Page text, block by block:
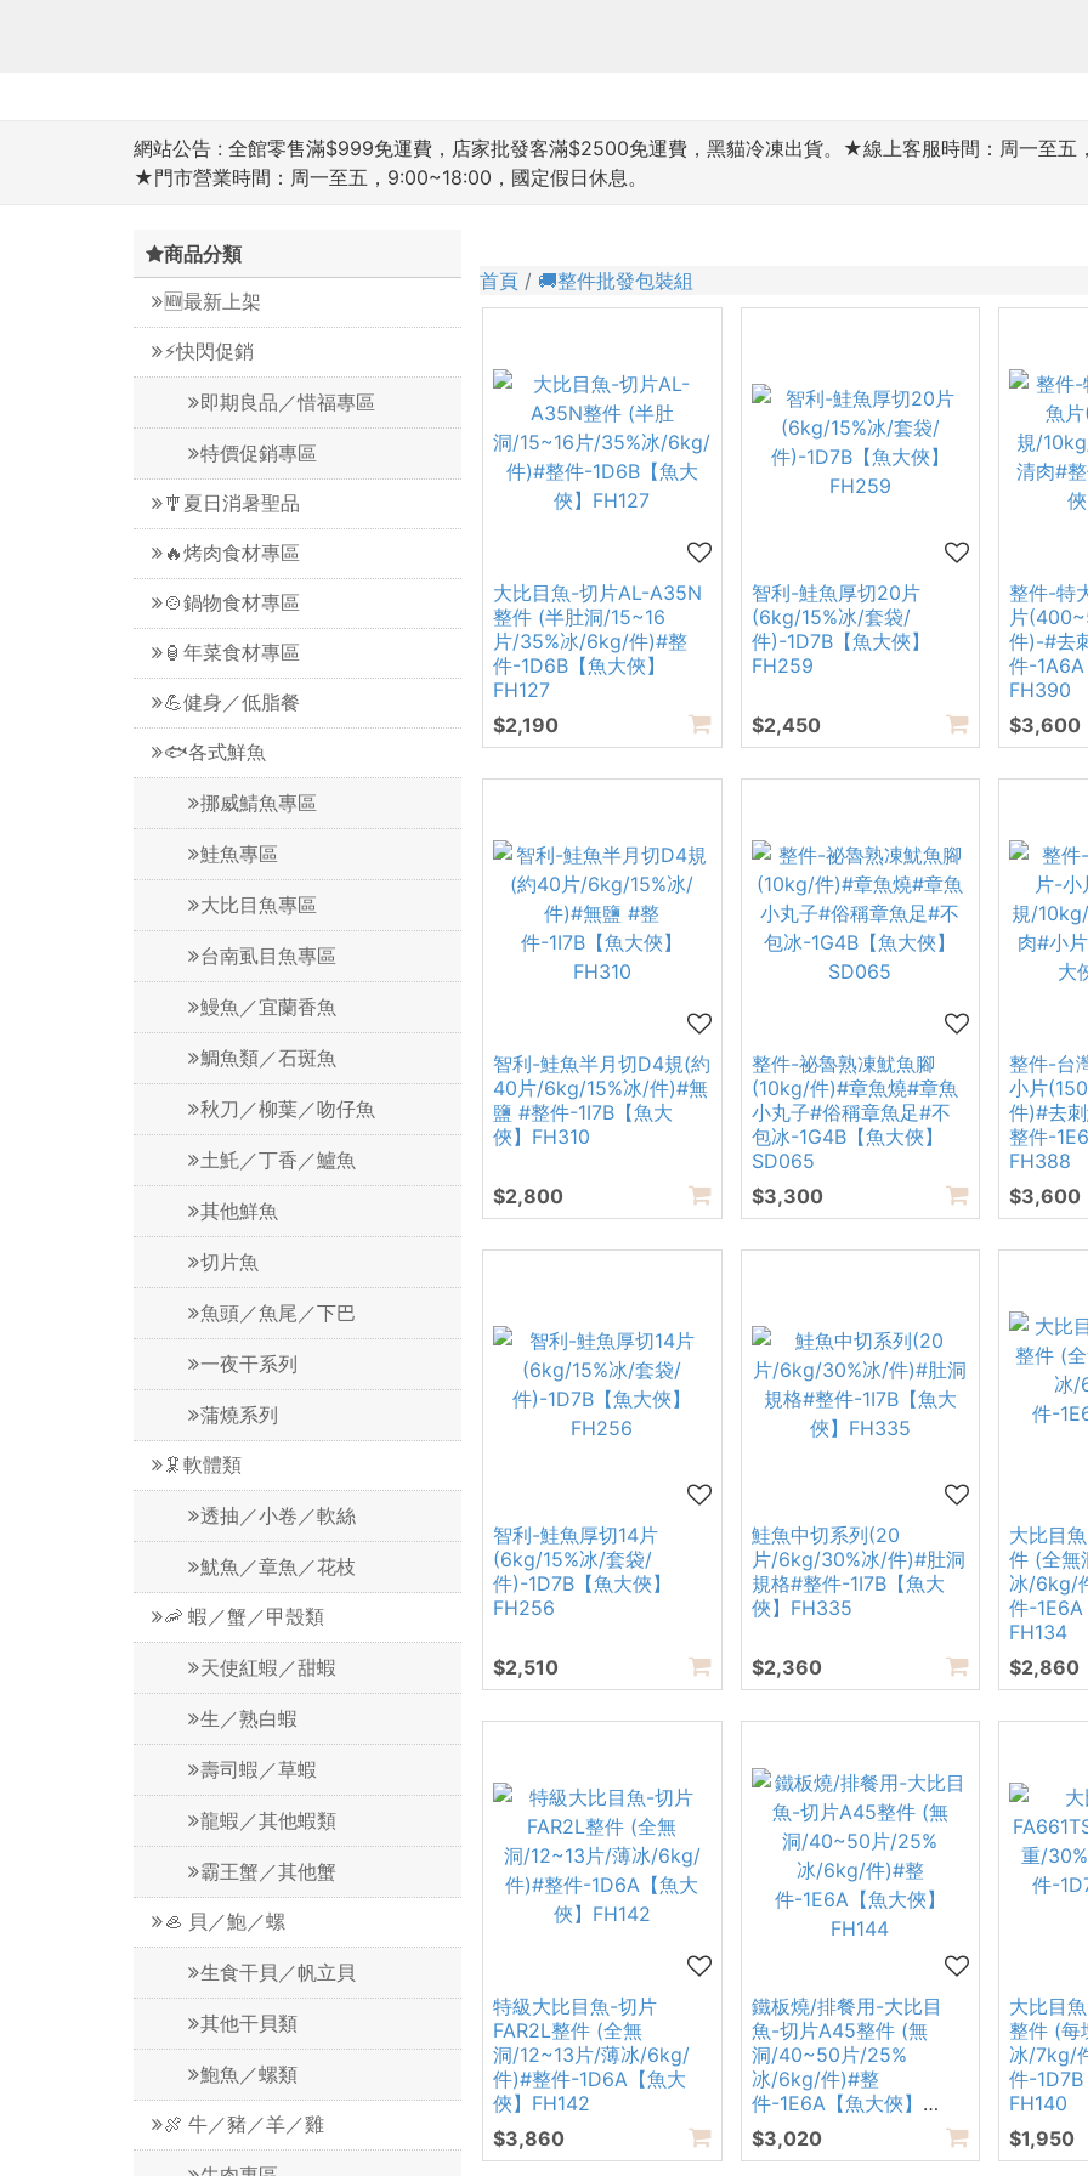
網站公告 : 全館零售滿$999免運費，店家批發客滿$2500免運費，黑貓冷凍出貨。★線上客服時間：周一至
★門市營業時間：周一至五，9:00~18:00，國定假日休息。
商品分類
🆕最新上架
⚡️快閃促銷
即期良品／惜福專區
特價促銷專區
🎐夏日消暑聖品
🔥烤肉食材專區
🍲鍋物食材專區
🏮年菜食材專區
💪健身／低脂餐
🐟各式鮮魚
挪威鯖魚專區
鮭魚專區
大比目魚專區
台南虱目魚專區
鰻魚／宜蘭香魚
鯛魚類／石斑魚
秋刀／柳葉／吻仔魚
土魠／丁香／鱸魚
其他鮮魚
切片魚
魚頭／魚尾／下巴
一夜干系列
蒲燒系列
🦑軟體類
透抽／小卷／軟絲
魷魚／章魚／花枝
🦐 蝦／蟹／甲殼類
天使紅蝦／甜蝦
生／熟白蝦
壽司蝦／草蝦
龍蝦／其他蝦類
霸王蟹／其他蟹
🦪 貝／鮑／螺
生食干貝／帆立貝
其他干貝類
鮑魚／螺類
🍖 牛／豬／羊／雞
首頁 🚚整件批發包裝組
大比目魚-切片AL-A35N
整件 (半肚洞/15~16
片/35%冰/6kg/件)#整
件-1D6B【魚大俠】
FH127
$2,190
智利-鮭魚厚切20片
(6kg/15%冰/套袋/
件)-1D7B【魚大俠】
FH259
$2,450
整件-特
片
件)-#去
件-
FH390
$3,600
智利-鮭魚半月切D4規(約
40片/6kg/15%冰/件)#無
鹽 #整件-1I7B【魚大
俠】FH310
$2,800
整件-祕魯熟凍魷魚腳
(10kg/件)#章魚燒#章魚
小丸子#俗稱章魚足#不
包冰-1G4B【魚大俠】
SD065
$3,300
整件-台
小片
件)#去
整件-
FH388
$3,600
智利-鮭魚厚切14片
(6kg/15%冰/套袋/
件)-1D7B【魚大俠】
FH256
$2,510
鮭魚中切系列(20
片/6kg/30%冰/件)#肚洞
規格#整件-1I7B【魚大
俠】FH335
$2,360
大比目
件 (全無
冰/6kg/
件-
FH134
$2,860
特級大比目魚-切片
FAR2L整件 (全無
洞/12~13片/薄冰/6kg/
件)#整件-1D6A【魚大
俠】FH142
$3,860
鐵板燒/排餐用-大比目
魚-切片A45整件 (無
洞/40~50片/25%
冰/6kg/件)#整
件-1E6A【魚大俠】
FH144
$3,020
大比目
整件 (每
冰/7kg/
件-
FH140
$1,950